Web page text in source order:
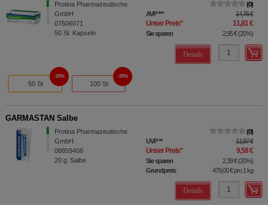
Protina Pharmazeutische
GmbH
07606071
50 St Kapseln
0
AVP*** 14,76 €
Unser Preis* 11,81 €
Sie sparen 2,95 €(20%)
Details
50 St
20%
100 St
29%
GARMASTAN Salbe
Protina Pharmazeutische
GmbH
08859408
20 g Salbe
0
UVP** 11,97 €
Unser Preis* 9,58 €
Sie sparen 2,39 €(20%)
Grundpreis
479,00 €pro 1 kg
Details